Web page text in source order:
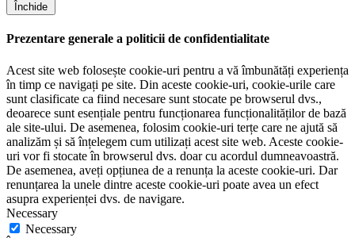
Închide
Prezentare generale a politicii de confidentialitate
Acest site web folosește cookie-uri pentru a vă îmbunătăți experiența
în timp ce navigați pe site. Din aceste cookie-uri, cookie-urile care
sunt clasificate ca fiind necesare sunt stocate pe browserul dvs.,
deoarece sunt esențiale pentru funcționarea funcționalităților de bază
ale site-ului. De asemenea, folosim cookie-uri terțe care ne ajută să
analizăm și să înțelegem cum utilizați acest site web. Aceste cookie-
uri vor fi stocate în browserul dvs. doar cu acordul dumneavoastră.
De asemenea, aveți opțiunea de a renunța la aceste cookie-uri. Dar
renunțarea la unele dintre aceste cookie-uri poate avea un efect
asupra experienței dvs. de navigare.
Necessary
Necessary